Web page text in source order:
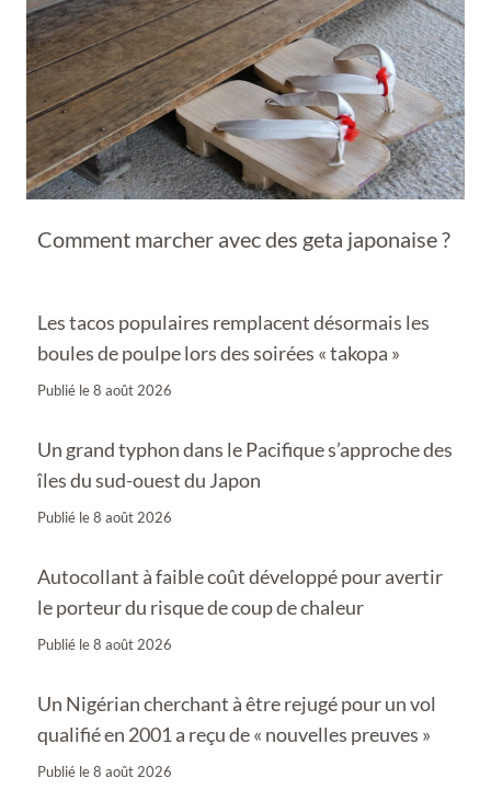
Comment marcher avec des geta japonaise ?
Les tacos populaires remplacent désormais les
boules de poulpe lors des soirées « takopa »
Publié le8 août 2026
Un grand typhon dans le Pacifique s’approche des
îles du sud-ouest du Japon
Publié le8 août 2026
Autocollant à faible coût développé pour avertir
le porteur du risque de coup de chaleur
Publié le8 août 2026
Un Nigérian cherchant à être rejugé pour un vol
qualifié en 2001 a reçu de « nouvelles preuves »
Publié le8 août 2026